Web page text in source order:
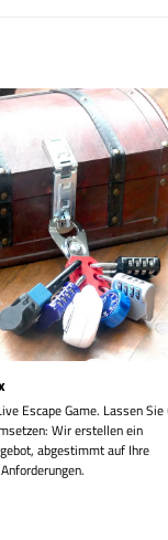
Escape Game. Lassen Sie
Wir erstellen ein
abgestimmt auf Ihre